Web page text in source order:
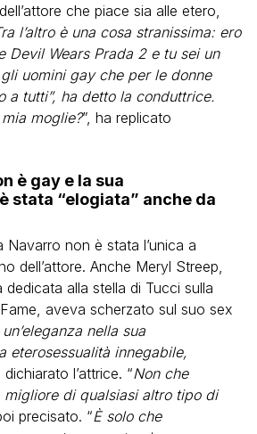
che piace sia alle etero,
l’altro è una cosa stranissima: ero
Devil Wears Prada 2 e tu sei un
uomini gay che per le donne
a tutti”, ha detto la conduttrice.
moglie?”, ha replicato
è gay e la sua
stata “elogiata” anche da
Navarro non è stata l’unica a
dell’attore. Anche Meryl Streep,
dedicata alla stella di Tucci sulla
aveva scherzato sul suo sex
nella sua
eterosessualità innegabile,
l’attrice. “Non che
migliore di qualsiasi altro tipo di
precisato. “È solo che